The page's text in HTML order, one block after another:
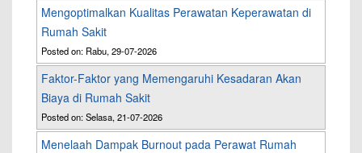
Mengoptimalkan Kualitas Perawatan Keperawatan di
Rumah Sakit
Posted on: Rabu, 29-07-2026
Faktor-Faktor yang Memengaruhi Kesadaran Akan
Biaya di Rumah Sakit
Posted on: Selasa, 21-07-2026
Menelaah Dampak Burnout pada Perawat Rumah